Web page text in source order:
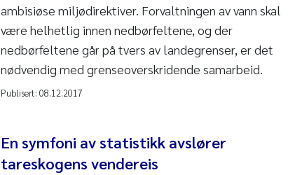
ambisiøse miljødirektiver. Forvaltningen av vann skal
være helhetlig innen nedbørfeltene, og der
nedbørfeltene går på tvers av landegrenser, er det
nødvendig med grenseoverskridende samarbeid.
Publisert: 08.12.2017
En symfoni av statistikk avslører
tareskogens vendereis